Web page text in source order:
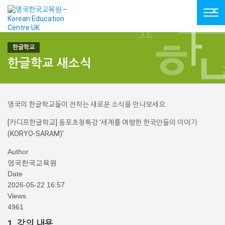
한글학교 새소식
영국의 한글학교들이 전하는 새로운 소식을 만나보세요.
[카디프한글학교] 동포초청특강 '세계를 여행한 한국인들의 이야기
(KORYO-SARAM)'
Author
영국한국교육원
Date
2026-05-22 16:57
Views
4961